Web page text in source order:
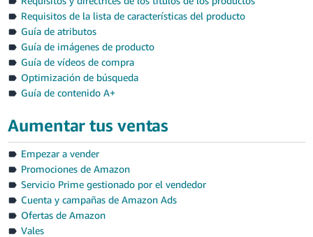
Requisitos de la lista de características del producto
Guía de atributos
Guía de imágenes de producto
Guía de vídeos de compra
Optimización de búsqueda
Guía de contenido A+
Aumentar tus ventas
Empezar a vender
Promociones de Amazon
Servicio Prime gestionado por el vendedor
Cuenta y campañas de Amazon Ads
Ofertas de Amazon
Vales